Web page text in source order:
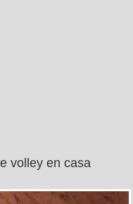
volley en casa